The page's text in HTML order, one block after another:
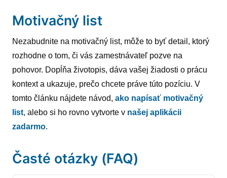
Motivačný list
Nezabudnite na motivačný list, môže to byť detail, ktorý
rozhodne o tom, či vás zamestnávateľ pozve na
pohovor. Dopĺňa životopis, dáva vašej žiadosti o prácu
kontext a ukazuje, prečo chcete práve túto pozíciu. V
tomto článku nájdete návod, ako napísať motivačný
list, alebo si ho rovno vytvorte v našej aplikácii
zadarmo.
Časté otázky (FAQ)